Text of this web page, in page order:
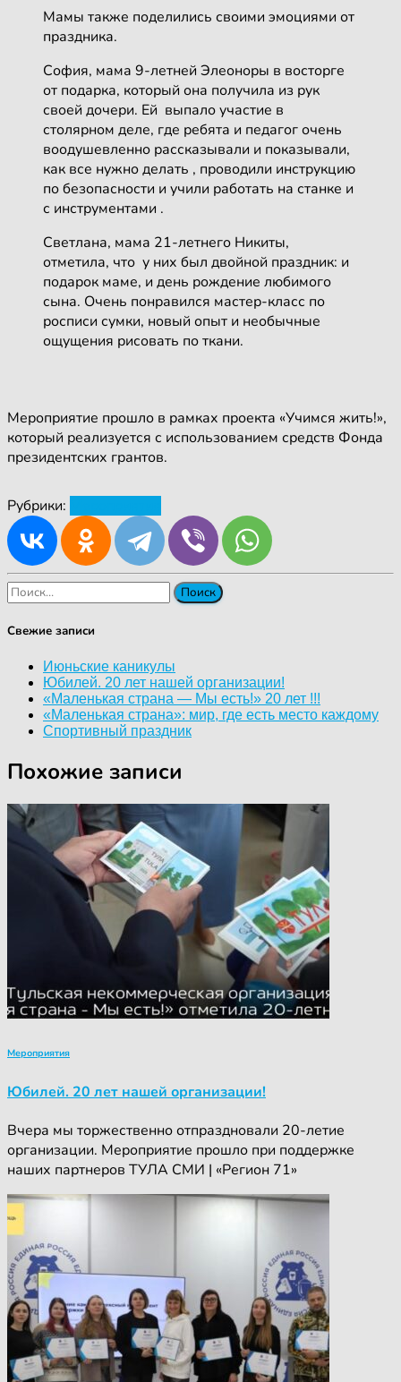
Мамы также поделились своими эмоциями от
праздника.
София, мама 9-летней Элеоноры в восторге
от подарка, который она получила из рук
своей дочери. Ей выпало участие в
столярном деле, где ребята и педагог очень
воодушевленно рассказывали и показывали,
как все нужно делать , проводили инструкцию
по безопасности и учили работать на станке и
с инструментами .
Светлана, мама 21-летнего Никиты,
отметила, что у них был двойной праздник: и
подарок маме, и день рождение любимого
сына. Очень понравился мастер-класс по
росписи сумки, новый опыт и необычные
ощущения рисовать по ткани.
Мероприятие прошло в рамках проекта «Учимся жить!»,
который реализуется с использованием средств Фонда
президентских грантов.
Рубрики:
Найти:
Свежие записи
Июньские каникулы
Юбилей. 20 лет нашей организации!
«Маленькая страна — Мы есть!» 20 лет !!!
«Маленькая страна»: мир, где есть место каждому
Спортивный праздник
Похожие записи
Мероприятия
Юбилей. 20 лет нашей организации!
Вчера мы торжественно отпраздновали 20-летие
организации. Мероприятие прошло при поддержке
наших партнеров ТУЛА СМИ | «Регион 71»